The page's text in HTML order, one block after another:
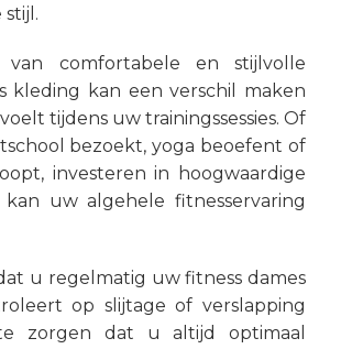
stijl.
comfortabele en stijlvolle
kleding kan een verschil maken
tijdens uw trainingssessies. Of
bezoekt, yoga beoefent of
investeren in hoogwaardige
uw algehele fitnesservaring
u regelmatig uw fitness dames
op slijtage of verslapping
zorgen dat u altijd optimaal